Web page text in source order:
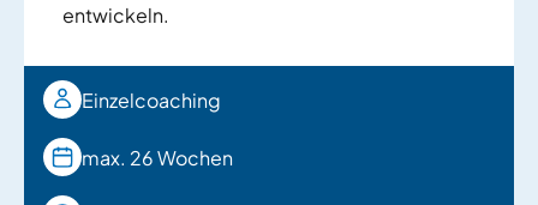
entwickeln.
Einzelcoaching
max. 26 Wochen